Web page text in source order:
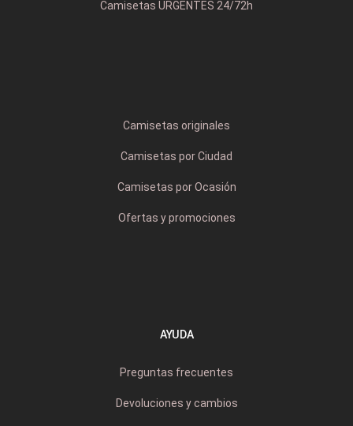
Camisetas URGENTES 24/72h
Camisetas originales
Camisetas por Ciudad
Camisetas por Ocasión
Ofertas y promociones
AYUDA
Preguntas frecuentes
Devoluciones y cambios